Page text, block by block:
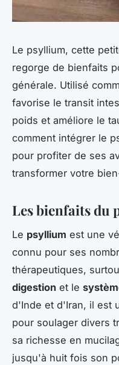
Le psyllium, cette
regorge de bienfaits
générale. Utilisé
favorise le transit
poids et améliore le
comment intégrer le
pour profiter de ses
transformer votre
Les bienfaits du
Le psyllium est une
connu pour ses
thérapeutiques,
digestion et le
d'Inde et d'Iran, il est
pour soulager divers
sa richesse en
jusqu'à huit fois son